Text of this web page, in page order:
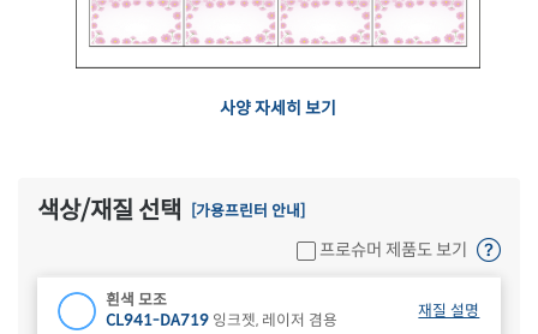
사양 자세히 보기
색상/재질 선택 [가용프린터 안내]
프로슈머 제품도 보기
흰색 모조
CL941-DA719 잉크젯, 레이저 겸용
재질 설명